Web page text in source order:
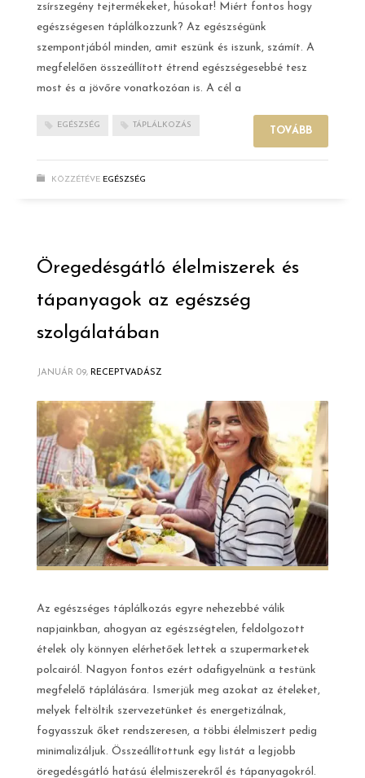
zsírszegény tejtermékeket, húsokat! Miért fontos hogy
egészségesen táplálkozzunk? Az egészségünk
szempontjából minden, amit eszünk és iszunk, számít. A
megfelelően összeállított étrend egészségesebbé tesz
most és a jövőre vonatkozóan is. A cél a
EGÉSZSÉG TÁPLÁLKOZÁS
TOVÁBB
KÖZZÉTÉVE EGÉSZSÉG
Öregedésgátló élelmiszerek és
tápanyagok az egészség
szolgálatában
JANUÁR 09, RECEPTVADÁSZ
Az egészséges táplálkozás egyre nehezebbé válik
napjainkban, ahogyan az egészségtelen, feldolgozott
ételek oly könnyen elérhetőek lettek a szupermarketek
polcairól. Nagyon fontos ezért odafigyelnünk a testünk
megfelelő táplálására. Ismerjük meg azokat az ételeket,
melyek feltöltik szervezetünket és energetizálnak,
fogyasszuk őket rendszeresen, a többi élelmiszert pedig
minimalizáljuk. Összeállítottunk egy listát a legjobb
öregedésgátló hatású élelmiszerekről és tápanyagokról.